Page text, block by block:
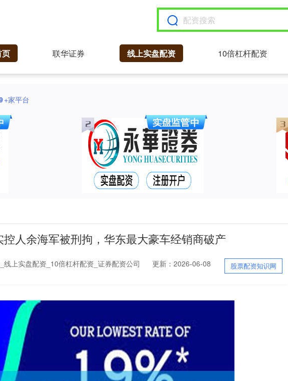
联华证券 线上实盘配资 10倍杠杆配资
+家平台
人余海军被刑拘，华东最大豪车经销商破产
股票配资知识网
线上实盘配资_10倍杠杆配资_证券配资公司
更新：2026-06-08